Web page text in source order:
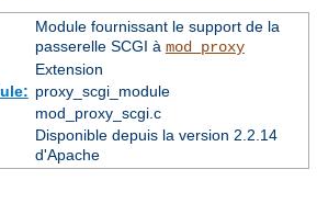
Module fournissant le support de la
passerelle SCGI à mod_proxy
Extension
proxy_scgi_module
mod_proxy_scgi.c
Disponible depuis la version 2.2.14
d'Apache